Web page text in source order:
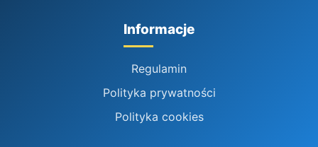
Informacje
Regulamin
Polityka prywatności
Polityka cookies